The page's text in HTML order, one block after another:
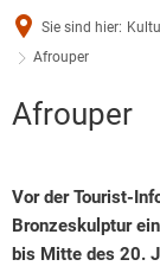
Sie sind hier:
Afrouper
Afrouper
Afrouper
Vor der Tourist-
Bronzeskulptur
bis Mitte des 20.